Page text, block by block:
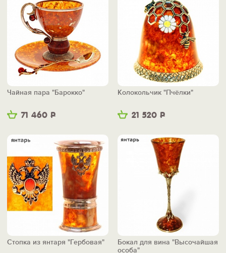
71 460 Р
Чайная пара "Барокко"
21 520 Р
Колокольчик "Пчёлки"
Стопка из янтаря "Гербовая"
Бокал для вина "Высочайшая
особа"